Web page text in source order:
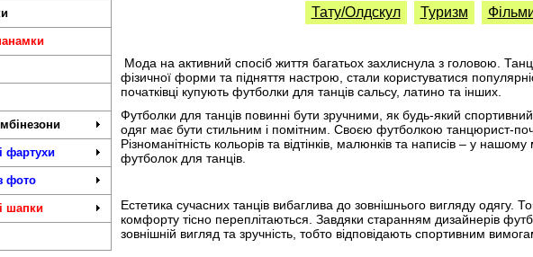
фартухи
фото
шапки
Тату/Олдскул Туризм
Мода на активний спосіб життя багатьох захлиснула з головою.
фізичної форми та підняття настрою, стали користуватися
початківці купують футболки для танців сальсу, латино та інших.
Футболки для танців повинні бути зручними, як будь-який
одяг має бути стильним і помітним. Своєю футболкою танцюрист-
Різноманітність кольорів та відтінків, малюнків та написів – у
футболок для танців.
Естетика сучасних танців вибаглива до зовнішнього вигляду одягу.
комфорту тісно переплітаються. Завдяки старанням дизайнерів
зовнішній вигляд та зручність, тобто відповідають спортивним